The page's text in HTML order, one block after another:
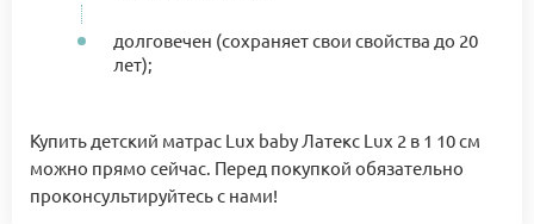
долговечен (сохраняет свои свойства до 20
лет);
Купить детский матрас Lux baby Латекс Lux 2 в 1 10 см
можно прямо сейчас. Перед покупкой обязательно
проконсультируйтесь с нами!